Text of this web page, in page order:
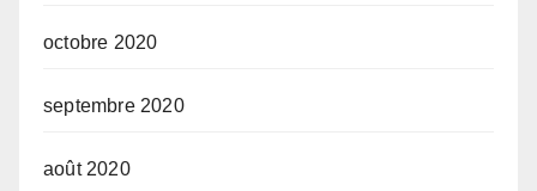
octobre 2020
septembre 2020
août 2020